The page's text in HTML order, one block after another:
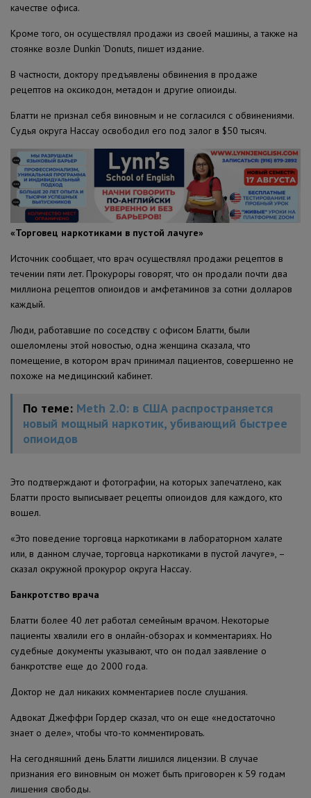
качестве офиса.
Кроме того, он осуществлял продажи из своей машины, а также на
стоянке возле Dunkin ‘Donuts, пишет издание.
В частности, доктору предъявлены обвинения в продаже
рецептов на оксикодон, метадон и другие опиоиды.
Блатти не признал себя виновным и не согласился с обвинениями.
Судья округа Нассау освободил его под залог в $50 тысяч.
«Торговец наркотиками в пустой лачуге»
Источник сообщает, что врач осуществлял продажи рецептов в
течении пяти лет. Прокуроры говорят, что он продали почти два
миллиона рецептов опиоидов и амфетаминов за сотни долларов
каждый.
Люди, работавшие по соседству с офисом Блатти, были
ошеломлены этой новостью, одна женщина сказала, что
помещение, в котором врач принимал пациентов, совершенно не
похоже на медицинский кабинет.
По теме: Meth 2.0: в США распространяется
новый мощный наркотик, убивающий быстрее
опиоидов
Это подтверждают и фотографии, на которых запечатлено, как
Блатти просто выписывает рецепты опиоидов для каждого, кто
вошел.
«Это поведение торговца наркотиками в лабораторном халате
или, в данном случае, торговца наркотиками в пустой лачуге», –
сказал окружной прокурор округа Нассау.
Банкротство врача
Блатти более 40 лет работал семейным врачом. Некоторые
пациенты хвалили его в онлайн-обзорах и комментариях. Но
судебные документы указывают, что он подал заявление о
банкротстве еще до 2000 года.
Доктор не дал никаких комментариев после слушания.
Адвокат Джеффри Гордер сказал, что он еще «недостаточно
знает о деле», чтобы что-то комментировать.
На сегодняшний день Блатти лишился лицензии. В случае
признания его виновным он может быть приговорен к 59 годам
лишения свободы.